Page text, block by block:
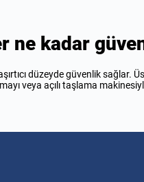
ne kadar
düzeyde güvenlik sağlar.
veya açılı taşlama